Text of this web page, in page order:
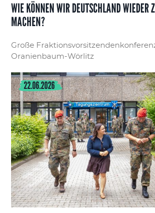
WIE KÖNNEN WIR DEUTSCHLAND WIEDER
MACHEN?
Große
Oranienbaum-Wörlitz
22.06.2026